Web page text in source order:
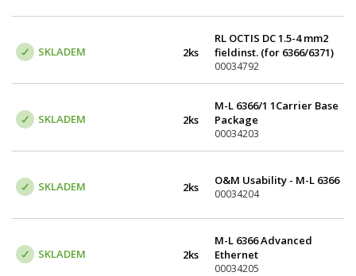
SKLADEM 2ks
RL OCTIS DC 1.5-4 mm2
fieldinst. (for 6366/6371)
00034792
SKLADEM 2ks
M-L 6366/1 1Carrier Base
Package
00034203
SKLADEM 2ks O&M Usability - M-L 6366
00034204
SKLADEM 2ks
M-L 6366 Advanced
Ethernet
00034205